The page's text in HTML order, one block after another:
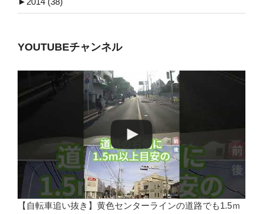
YOUTUBEチャンネル
【自転車追い抜き】黄色センターラインの道路でも1.5ｍ